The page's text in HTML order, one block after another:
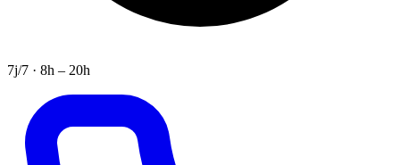
7j/7 · 8h – 20h